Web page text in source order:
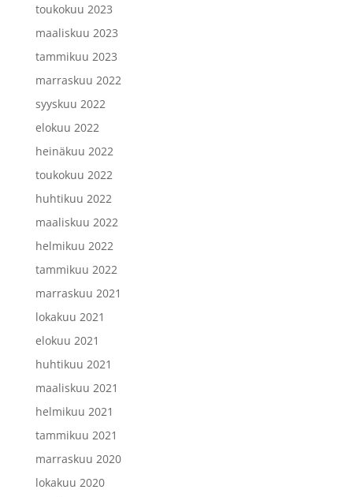
toukokuu 2023
maaliskuu 2023
tammikuu 2023
marraskuu 2022
syyskuu 2022
elokuu 2022
heinäkuu 2022
toukokuu 2022
huhtikuu 2022
maaliskuu 2022
helmikuu 2022
tammikuu 2022
marraskuu 2021
lokakuu 2021
elokuu 2021
huhtikuu 2021
maaliskuu 2021
helmikuu 2021
tammikuu 2021
marraskuu 2020
lokakuu 2020